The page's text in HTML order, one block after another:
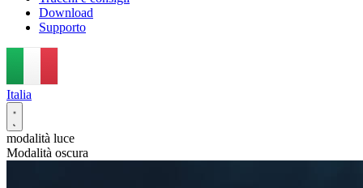
Download
Supporto
Italia
modalità luce
Modalità oscura